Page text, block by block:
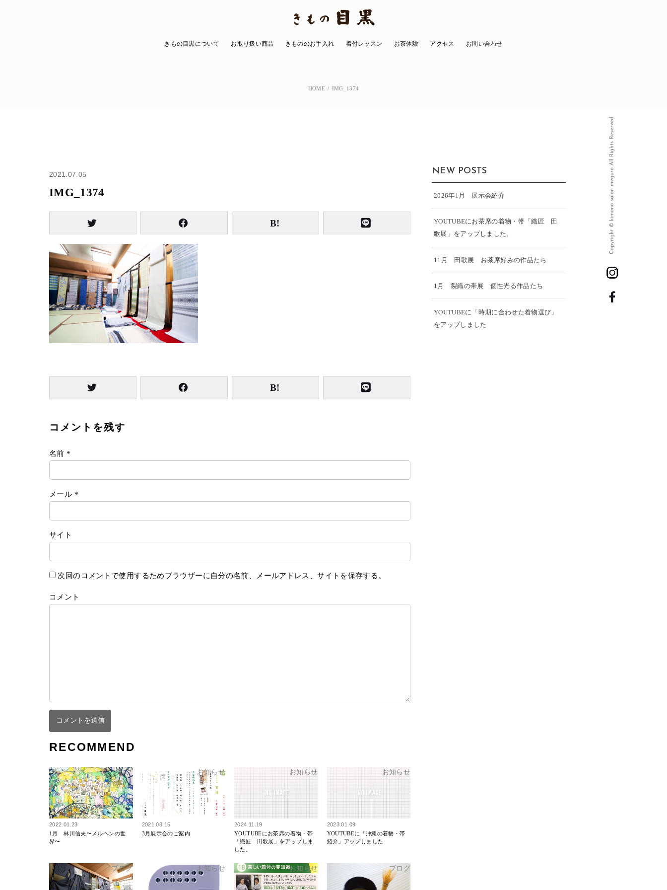
きもの目黒について お取り扱い商品 きもののお手入れ 着付レッスン お茶体験 アクセス お問い合わせ
HOME IMG_1374
2021.07.05
IMG_1374
コメントを残す
名前 *
メール *
サイト
次回のコメントで使用するためブラウザーに自分の名前、メールアドレス、サイトを保存する。
コメント
RECOMMEND
ブログ
2022.01.23
1月 林川信夫〜メルヘンの世
界〜
お知らせ
2021.03.15
3月展示会のご案内
お知らせ
2024.11.19
YOUTUBEにお茶席の着物・帯
「織匠 田歌展」をアップしま
した。
お知らせ
2023.01.09
YOUTUBEに「沖縄の着物・帯
紹介」アップしました
ブログ お知らせ お知らせ ブログ
NEW POSTS
2026年1月 展示会紹介
YOUTUBEにお茶席の着物・帯「織匠 田
歌展」をアップしました。
11月 田歌展 お茶席好みの作品たち
1月 裂織の帯展 個性光る作品たち
YOUTUBEに「時期に合わせた着物選び」
をアップしました